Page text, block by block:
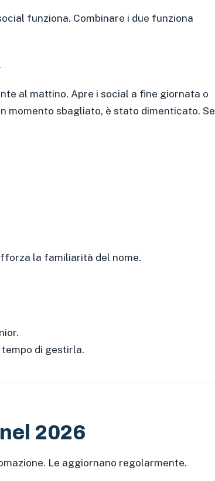
funziona. Combinare i due funziona
al mattino. Apre i social a fine giornata o
momento sbagliato, è stato dimenticato. Se
la familiarità del nome.
di gestirla.
2026
Le aggiornano regolarmente.